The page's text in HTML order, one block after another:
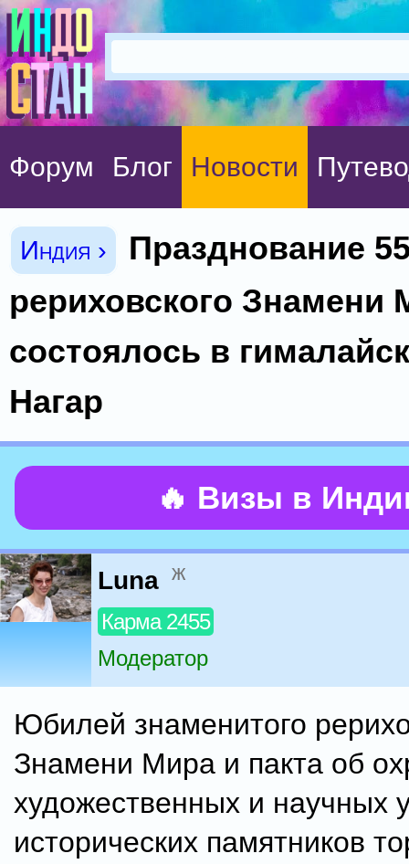
Форум Блог Новости
Индия ›
Празднование
рериховского Знамени
состоялось в
Нагар
🔥 Визы в
Luna ж
Карма 2455
Модератор
Юбилей знаменитого
Знамени Мира и пакта об
художественных и научных
исторических памятников